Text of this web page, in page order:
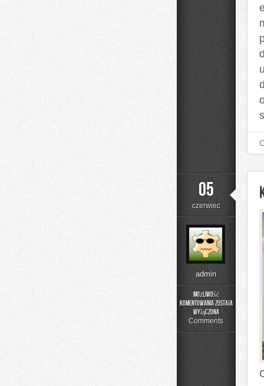
05
czerwiec
admin
Możliwość
komentowania
Europie
została
wyłączona
Comments